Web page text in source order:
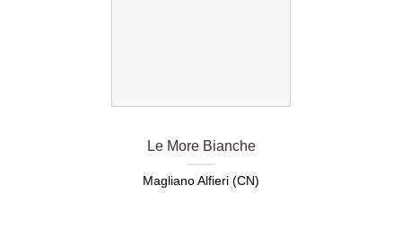
Le More Bianche
Magliano Alfieri (CN)